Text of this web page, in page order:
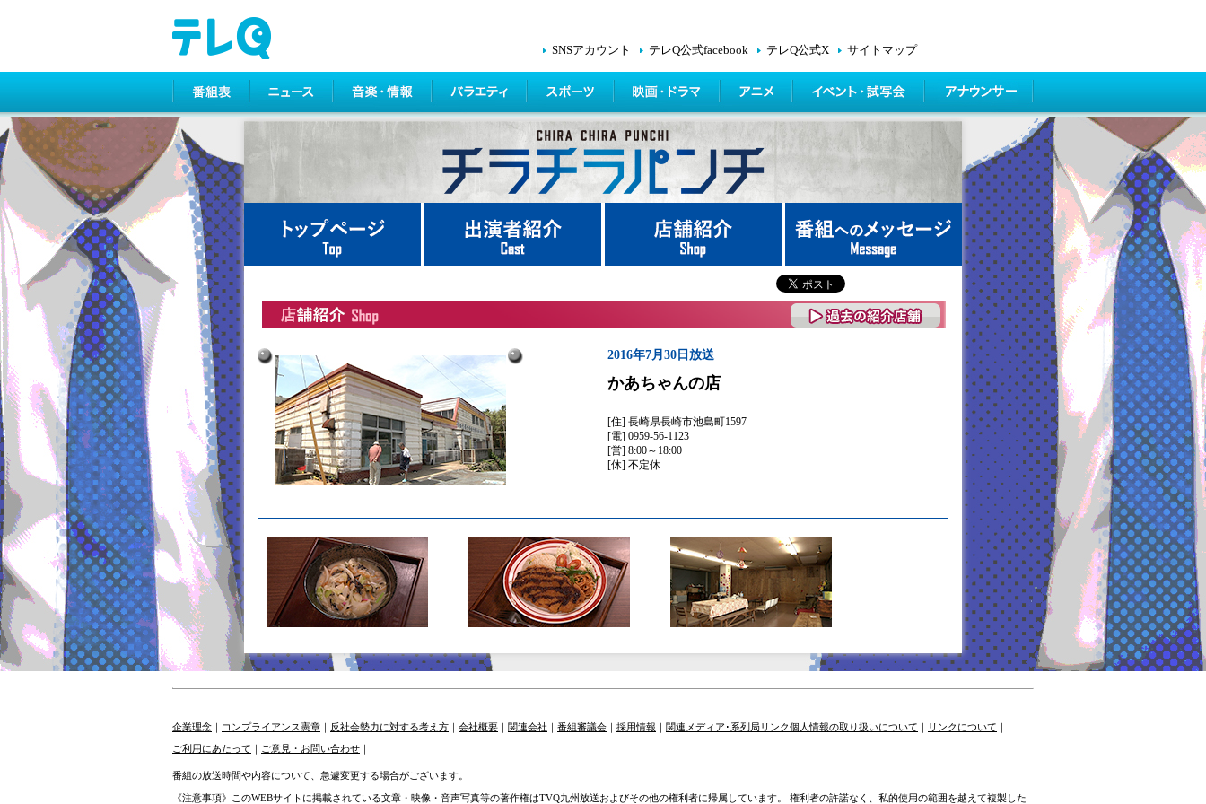
SNSアカウント テレQ公式facebook テレQ公式X サイトマップ
2016年7月30日放送
かあちゃんの店
[住] 長崎県長崎市池島町1597
[電] 0959-56-1123
[営] 8:00～18:00
[休] 不定休
企業理念 ｜ コンプライアンス憲章 ｜ 反社会勢力に対する考え方 ｜ 会社概要 ｜ 関連会社 ｜ 番組審議会 ｜ 採用情報 ｜ 関連メディア･系列局リンク個人情報の取り扱いについて ｜ リンクについて ｜
ご利用にあたって ｜ ご意見・お問い合わせ ｜
番組の放送時間や内容について、急遽変更する場合がございます。
《注意事項》このWEBサイトに掲載されている文章・映像・音声写真等の著作権はTVQ九州放送およびその他の権利者に帰属しています。 権利者の許諾なく、私的使用の範囲を越えて複製した